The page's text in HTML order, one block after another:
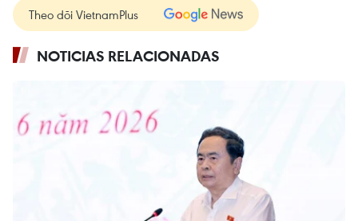
Theo dõi VietnamPlus
NOTICIAS RELACIONADAS